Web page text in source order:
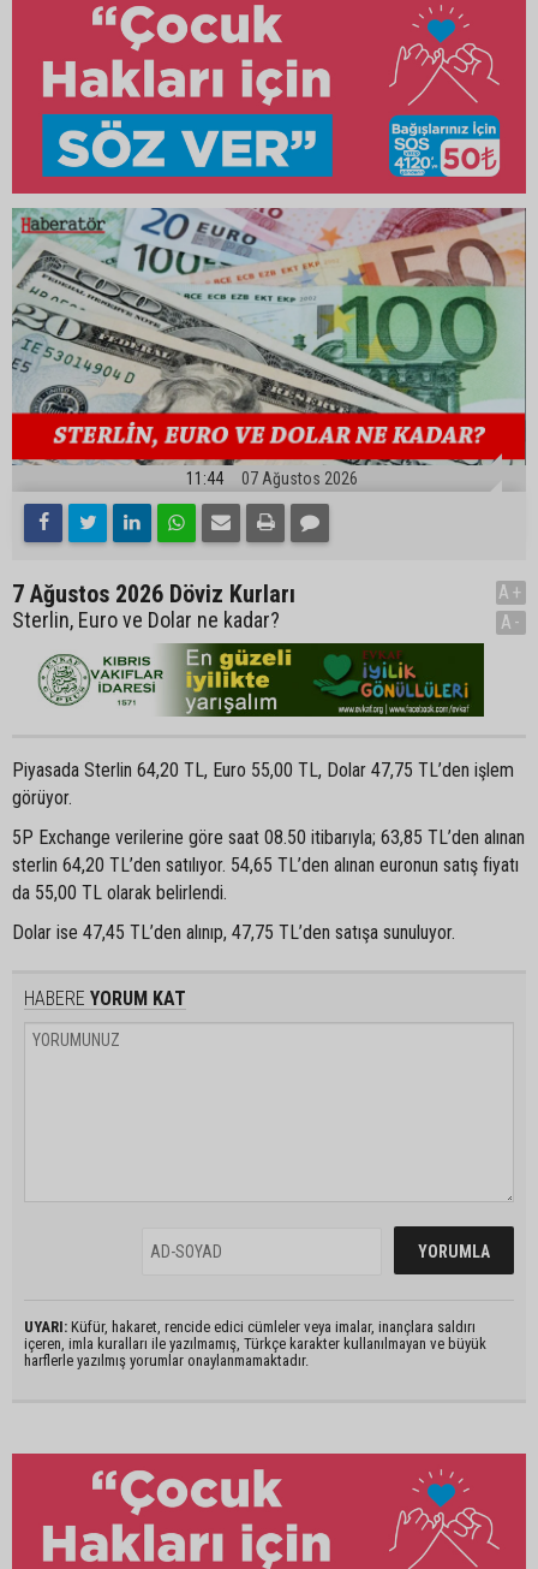
11:44 07 Ağustos 2026
7 Ağustos 2026 Döviz Kurları
Sterlin, Euro ve Dolar ne kadar?
A+
A-
Piyasada Sterlin 64,20 TL, Euro 55,00 TL, Dolar 47,75 TL’den işlem
görüyor.
5P Exchange verilerine göre saat 08.50 itibarıyla; 63,85 TL’den alınan
sterlin 64,20 TL’den satılıyor. 54,65 TL’den alınan euronun satış fiyatı
da 55,00 TL olarak belirlendi.
Dolar ise 47,45 TL’den alınıp, 47,75 TL’den satışa sunuluyor.
HABERE YORUM KAT
UYARI: Küfür, hakaret, rencide edici cümleler veya imalar, inançlara saldırı
içeren, imla kuralları ile yazılmamış, Türkçe karakter kullanılmayan ve büyük
harflerle yazılmış yorumlar onaylanmamaktadır.